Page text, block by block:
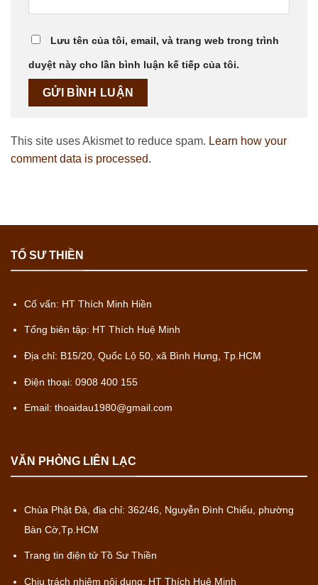
Lưu tên của tôi, email, và trang web trong trình
duyệt này cho lần bình luận kế tiếp của tôi.
This site uses Akismet to reduce spam. Learn how your
comment data is processed.
TỔ SƯ THIỀN
Cố vấn: HT Thích Minh Hiền
Tổng biên tập: HT Thích Huệ Minh
Địa chỉ: B15/20, Quốc Lộ 50, xã Bình Hưng, Tp.HCM
Điện thoại: 0908 400 155
Email: thoaidau1980@gmail.com
VĂN PHÒNG LIÊN LẠC
Chùa Phật Đà, địa chỉ: 362/46, Nguyễn Đình Chiểu, phường
Bàn Cờ,Tp.HCM
Trang tin điện tử Tồ Sư Thiền
Chịu trách nhiệm nội dung: HT Thích Huệ Minh